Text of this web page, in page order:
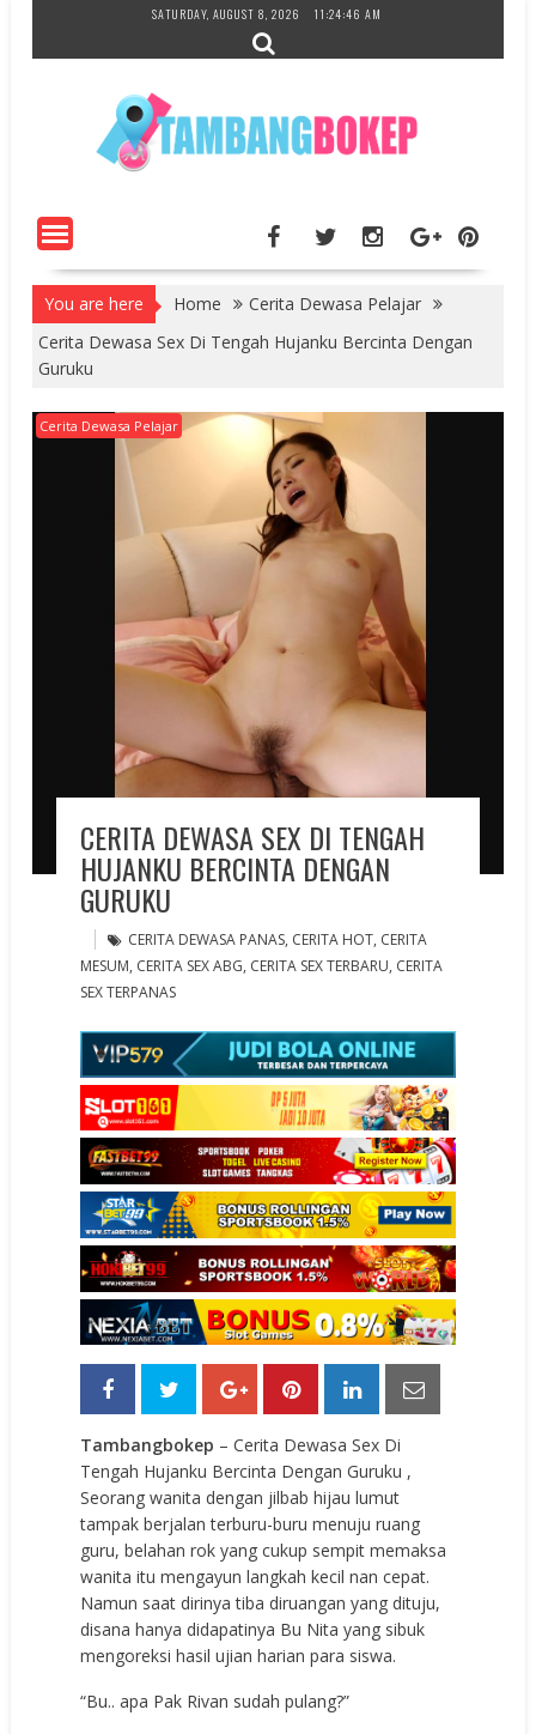
content
SATURDAY, AUGUST 8, 2026 11:24:47 AM
You are here Home
Cerita Dewasa Pelajar
Cerita Dewasa Sex Di Tengah Hujanku Bercinta Dengan
Guruku
Cerita Dewasa Pelajar
CERITA DEWASA SEX DI TENGAH
HUJANKU BERCINTA DENGAN
GURUKU
CERITA DEWASA PANAS, CERITA HOT, CERITA
MESUM, CERITA SEX ABG, CERITA SEX TERBARU, CERITA
SEX TERPANAS
Tambangbokep – Cerita Dewasa Sex Di
Tengah Hujanku Bercinta Dengan Guruku ,
Seorang wanita dengan jilbab hijau lumut
tampak berjalan terburu-buru menuju ruang
guru, belahan rok yang cukup sempit memaksa
wanita itu mengayun langkah kecil nan cepat.
Namun saat dirinya tiba diruangan yang dituju,
disana hanya didapatinya Bu Nita yang sibuk
mengoreksi hasil ujian harian para siswa.
“Bu.. apa Pak Rivan sudah pulang?”